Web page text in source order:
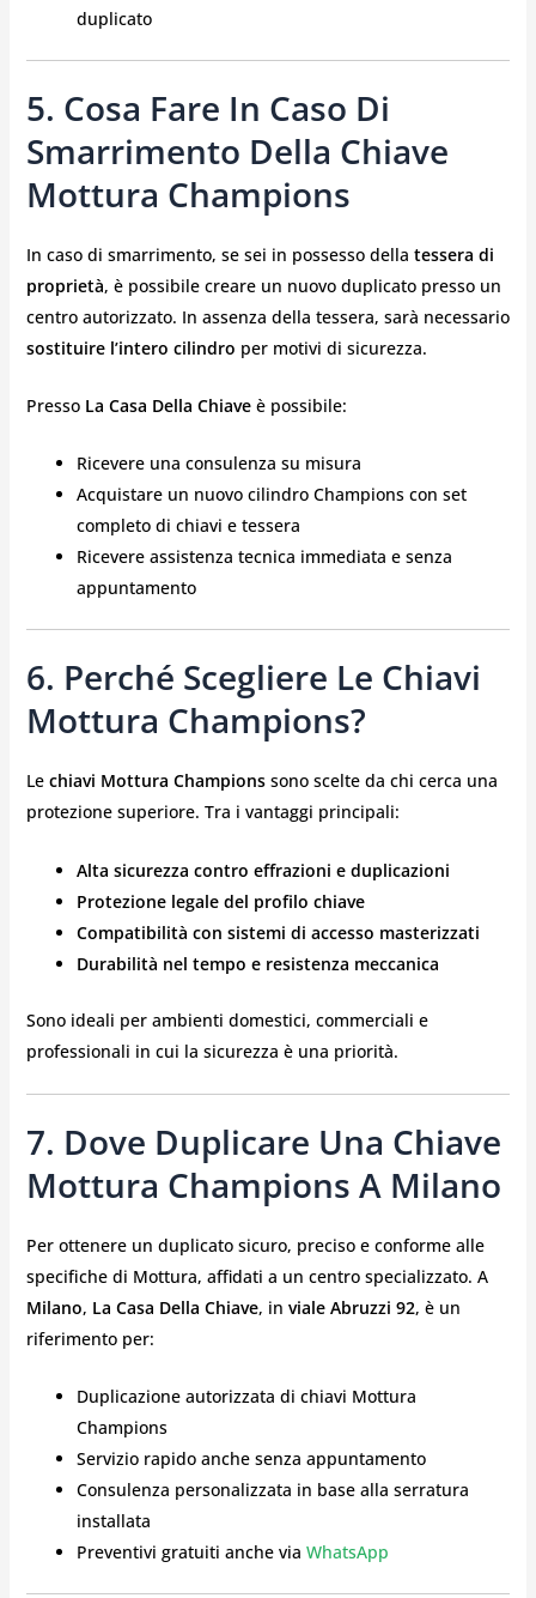
duplicato
5. Cosa Fare In Caso Di
Smarrimento Della Chiave
Mottura Champions
In caso di smarrimento, se sei in possesso della tessera di
proprietà, è possibile creare un nuovo duplicato presso un
centro autorizzato. In assenza della tessera, sarà necessario
sostituire l’intero cilindro per motivi di sicurezza.
Presso La Casa Della Chiaveè possibile:
Ricevere una consulenza su misura
Acquistare un nuovo cilindro Champions con set
completo di chiavi e tessera
Ricevere assistenza tecnica immediata e senza
appuntamento
6. Perché Scegliere Le Chiavi
Mottura Champions?
Le chiavi Mottura Championssono scelte da chi cerca una
protezione superiore. Tra i vantaggi principali:
Alta sicurezza contro effrazioni e duplicazioni
Protezione legale del profilo chiave
Compatibilità con sistemi di accesso masterizzati
Durabilità nel tempo e resistenza meccanica
Sono ideali per ambienti domestici, commerciali e
professionali in cui la sicurezza è una priorità.
7. Dove Duplicare Una Chiave
Mottura Champions A Milano
Per ottenere un duplicato sicuro, preciso e conforme alle
specifiche di Mottura, affidati a un centro specializzato. A
Milano, La Casa Della Chiave, in viale Abruzzi 92, è un
riferimento per:
Duplicazione autorizzata di chiavi Mottura
Champions
Servizio rapido anche senza appuntamento
Consulenza personalizzata in base alla serratura
installata
Preventivi gratuiti anche via WhatsApp